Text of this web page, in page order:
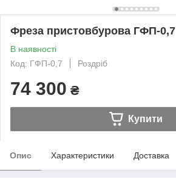
Фреза пристовбурова ГФП-0,7
В наявності
Код: ГФП-0,7
Роздріб
74 300 ₴
Купити
Опис Характеристики Доставка